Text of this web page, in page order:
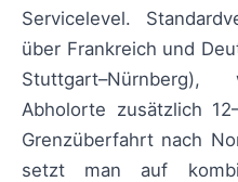
Servicelevel.
über Frankreich und
Stuttgart–Nürnberg),
Abholorte zusätzlich
Grenzüberfahrt nach
setzt man auf